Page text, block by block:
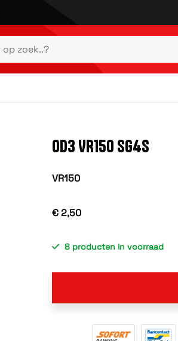
OD3 VR150 SG4S
VR150
€ 2,50
8 producten in voorraad